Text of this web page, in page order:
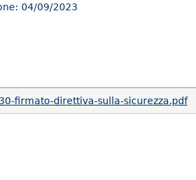
04/09/2023
firmato-direttiva-sulla-sicurezza.pdf